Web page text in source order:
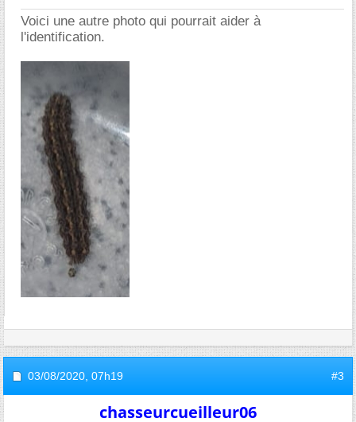
Voici une autre photo qui pourrait aider à
l'identification.
03/08/2020, 07h19 #3
chasseurcueilleur06